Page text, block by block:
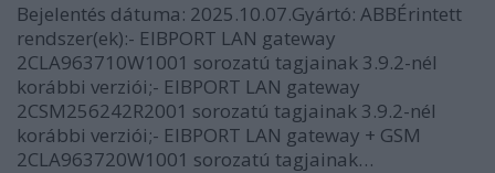
Bejelentés dátuma: 2025.10.07.Gyártó: ABBÉrintett
rendszer(ek):- EIBPORT LAN gateway
2CLA963710W1001 sorozatú tagjainak 3.9.2-nél
korábbi verziói;- EIBPORT LAN gateway
2CSM256242R2001 sorozatú tagjainak 3.9.2-nél
korábbi verziói;- EIBPORT LAN gateway + GSM
2CLA963720W1001 sorozatú tagjainak…